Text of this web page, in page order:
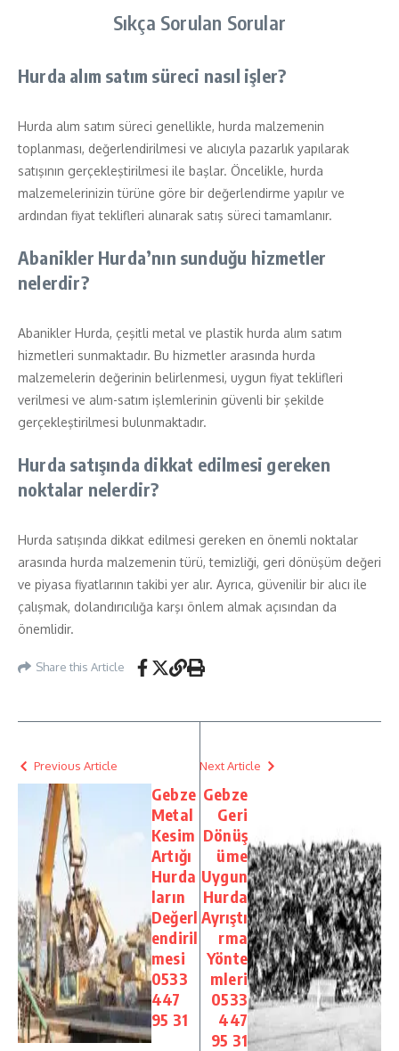
Sıkça Sorulan Sorular
Hurda alım satım süreci nasıl işler?
Hurda alım satım süreci genellikle, hurda malzemenin
toplanması, değerlendirilmesi ve alıcıyla pazarlık yapılarak
satışının gerçekleştirilmesi ile başlar. Öncelikle, hurda
malzemelerinizin türüne göre bir değerlendirme yapılır ve
ardından fiyat teklifleri alınarak satış süreci tamamlanır.
Abanikler Hurda’nın sunduğu hizmetler
nelerdir?
Abanikler Hurda, çeşitli metal ve plastik hurda alım satım
hizmetleri sunmaktadır. Bu hizmetler arasında hurda
malzemelerin değerinin belirlenmesi, uygun fiyat teklifleri
verilmesi ve alım-satım işlemlerinin güvenli bir şekilde
gerçekleştirilmesi bulunmaktadır.
Hurda satışında dikkat edilmesi gereken
noktalar nelerdir?
Hurda satışında dikkat edilmesi gereken en önemli noktalar
arasında hurda malzemenin türü, temizliği, geri dönüşüm değeri
ve piyasa fiyatlarının takibi yer alır. Ayrıca, güvenilir bir alıcı ile
çalışmak, dolandırıcılığa karşı önlem almak açısından da
önemlidir.
Share this Article
Previous Article
Gebze
Metal
Kesim
Artığı
Hurda
ların
Değerl
endiril
mesi
0533
447
95 31
Next Article
Gebze
Geri
Dönüş
üme
Uygun
Hurda
Ayrıştı
rma
Yönte
mleri
0533
447
95 31